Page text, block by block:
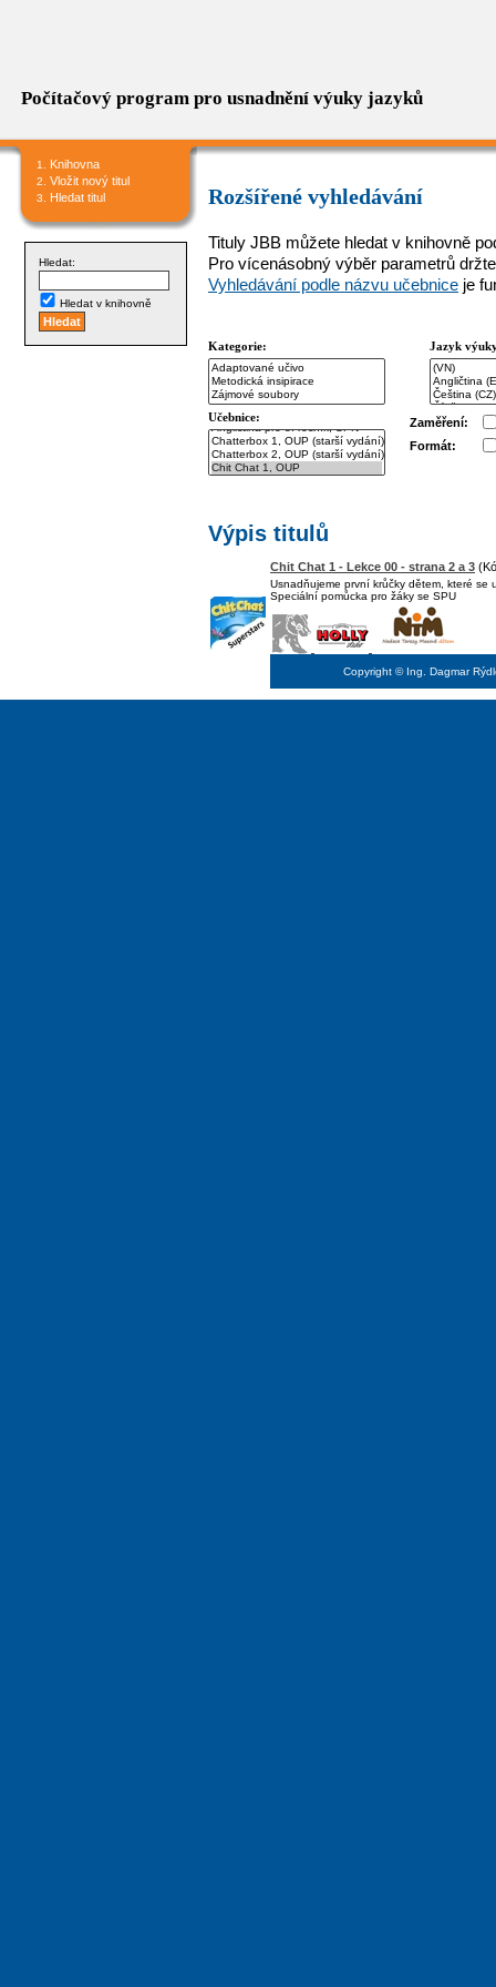
Počítačový program pro usnadnění výuky jazyků
Knihovna
Vložit nový titul
Hledat titul
Hledat:
Hledat v knihovně
Rozšířené vyhledávání
Tituly JBB můžete hledat v knihovně
Pro vícenásobný výběr parametrů
Vyhledávání podle názvu učebnice je
Kategorie: Jazyk
Učebnice:
Zaměření:
Formát:
Výpis titulů
Chit Chat 1 - Lekce 00 - strana 2 a 3
Usnadňujeme první krůčky dětem, které se
Speciální pomůcka pro žáky se SPU
Copyright © Ing. Dagmar